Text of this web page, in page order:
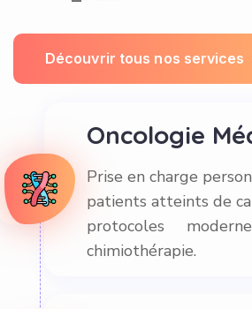
Découvrir tous nos services
Oncologie
Prise en charge
patients atteints de
protocoles
chimiothérapie.